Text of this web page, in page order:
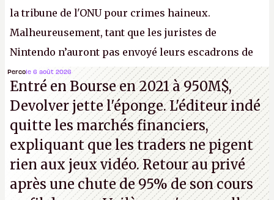
la tribune de l'ONU pour crimes haineux.
Malheureusement, tant que les juristes de
Nintendo n’auront pas envoyé leurs escadrons de
la mort judiciaires pour distribuer du copyright
strike à tour de bras, l'Oncle Sam continuera
d'étaler sa confiture intellectuelle sur vos
souvenirs d'enfance.P.
Percole 6 août 2026
Entré en Bourse en 2021 à 950M$,
Devolver jette l'éponge. L'éditeur indé
quitte les marchés financiers,
expliquant que les traders ne pigent
rien aux jeux vidéo. Retour au privé
après une chute de 95% de son cours